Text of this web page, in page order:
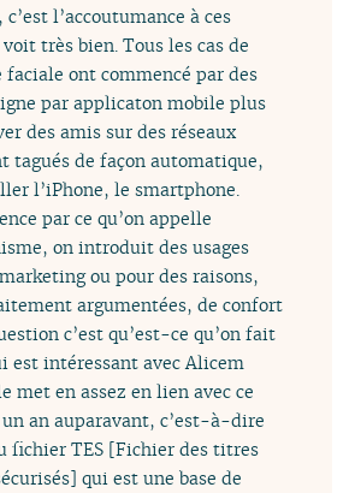
l’accoutumance à ces
très bien. Tous les cas de
faciale ont commencé par des
par applicaton mobile plus
des amis sur des réseaux
tagués de façon automatique,
l’iPhone, le smartphone.
par ce qu’on appelle
on introduit des usages
ou pour des raisons,
argumentées, de confort
c’est qu’est-ce qu’on fait
est intéressant avec Alicem
met en assez en lien avec ce
un an auparavant, c’est-à-dire
fichier TES [Fichier des titres
qui est une base de